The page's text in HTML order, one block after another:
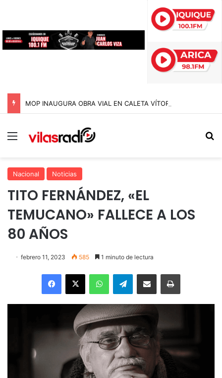
Menú
Nacional Noticias
TITO FERNÁNDEZ, «EL
TEMUCANO» FALLECE A LOS
80 AÑOS
febrero 11, 2023 585 1 minuto de lectura
Facebook
X WhatsAppTelegramEnviar vía email Imprimir